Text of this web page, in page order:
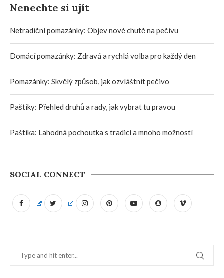
Nenechte si ujít
Netradiční pomazánky: Objev nové chutě na pečivu
Domácí pomazánky: Zdravá a rychlá volba pro každý den
Pomazánky: Skvělý způsob, jak ozvláštnit pečivo
Paštiky: Přehled druhů a rady, jak vybrat tu pravou
Paštika: Lahodná pochoutka s tradicí a mnoho možností
SOCIAL CONNECT